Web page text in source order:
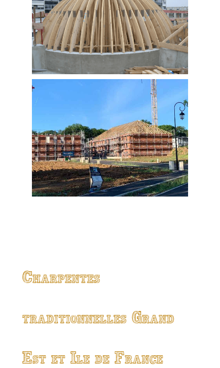
Charpentes
traditionnelles Grand
Est et Ile de France